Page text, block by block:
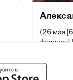
(26 мая
февраля]
русского